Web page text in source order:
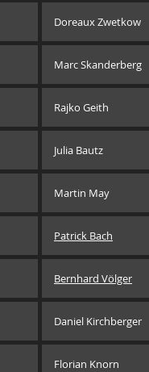
Doreaux Zwetkow
Marc Skanderberg
Rajko Geith
Julia Bautz
Martin May
Patrick Bach
Bernhard Völger
Daniel Kirchberger
Florian Knorn